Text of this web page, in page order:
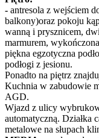
- antresola z wejściem
balkony)oraz pokoju
wanną i prysznicem,
marmurem,
piękna egzotyczna
podłogi z jesionu.
Ponadto na piętrz
Kuchnia w zabudowie
AGD.
Wjazd z ulicy
automatyczną. Działka
metalowe na słupach